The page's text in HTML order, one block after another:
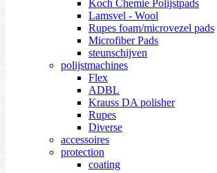
Koch Chemie Polijstpads
Lamsvel - Wool
Rupes foam/microvezel pads
Microfiber Pads
steunschijven
polijstmachines
Flex
ADBL
Krauss DA polisher
Rupes
Diverse
accessoires
protection
coating